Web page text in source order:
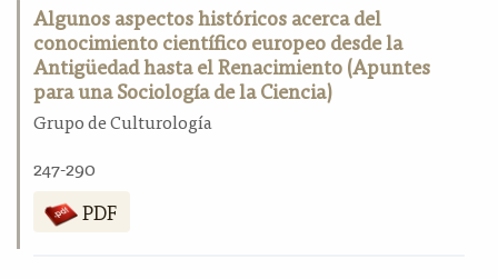
Algunos aspectos históricos acerca del
conocimiento científico europeo desde la
Antigüedad hasta el Renacimiento (Apuntes
para una Sociología de la Ciencia)
Grupo de Culturología
247-290
PDF